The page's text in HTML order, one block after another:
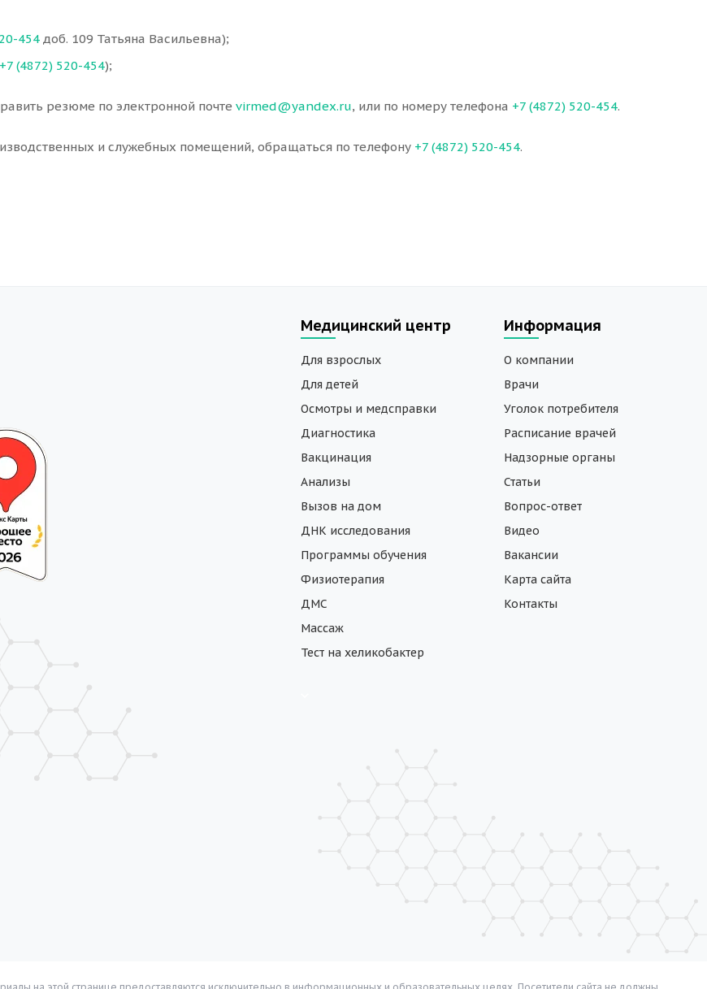
454 доб. 109 Татьяна Васильевна);
+7 (4872) 520-454);
резюме по электронной почте virmed@yandex.ru, или по номеру телефона +7 (4872) 520-454.
и служебных помещений, обращаться по телефону +7 (4872) 520-454.
Медицинский центр
Для взрослых
Для детей
Осмотры и медсправки
Диагностика
Вакцинация
Анализы
Вызов на дом
ДНК исследования
Программы обучения
Физиотерапия
ДМС
Массаж
Тест на хеликобактер
Информация
О компании
Врачи
Уголок потребителя
Расписание врачей
Надзорные органы
Статьи
Вопрос-ответ
Видео
Вакансии
Карта сайта
Контакты